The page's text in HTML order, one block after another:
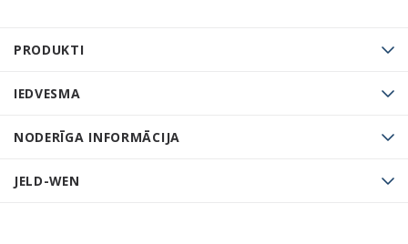
PRODUKTI
IEDVESMA
NODERĪGA INFORMĀCIJA
JELD-WEN